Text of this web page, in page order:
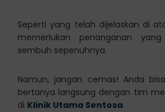
Seperti yang telah dijelaskan di
memerlukan penanganan
sembuh sepenuhnya.
Namun, jangan cemas! Anda
bertanya langsung dengan tim
di Klinik Utama Sentosa.